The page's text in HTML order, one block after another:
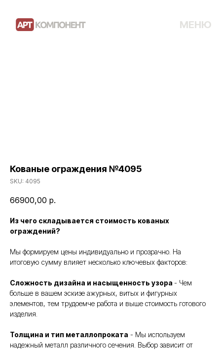
МЕНЮ
Кованые ограждения №4095
SKU: 4095
66900,00 р.
Из чего складывается стоимость кованых
ограждений?
Мы формируем цены индивидуально и прозрачно. На
итоговую сумму влияет несколько ключевых факторов:
Сложность дизайна и насыщенность узора - Чем
больше в вашем эскизе ажурных, витых и фигурных
элементов, тем трудоемче работа и выше стоимость готового
изделия.
Толщина и тип металлопроката - Мы используем
надежный металл различного сечения. Выбор зависит от